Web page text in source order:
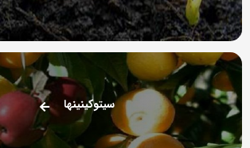
سیتوکینین‏ها